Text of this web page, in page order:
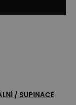
/ SUPINACE